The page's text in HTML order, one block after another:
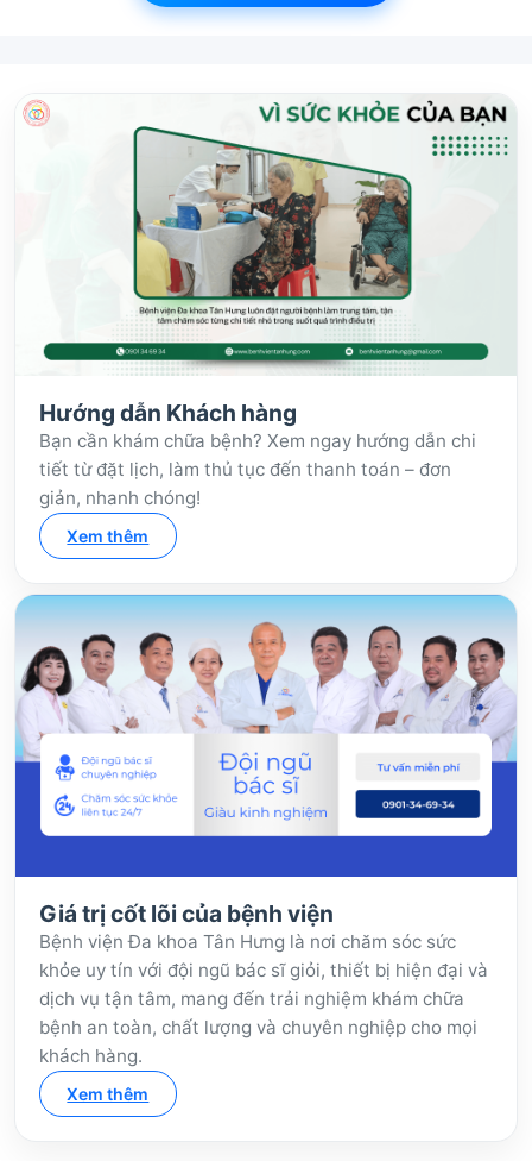
Hướng dẫn Khách hàng
Bạn cần khám chữa bệnh? Xem ngay hướng dẫn chi
tiết từ đặt lịch, làm thủ tục đến thanh toán – đơn
giản, nhanh chóng!
Xem thêm
Giá trị cốt lõi của bệnh viện
Bệnh viện Đa khoa Tân Hưng là nơi chăm sóc sức
khỏe uy tín với đội ngũ bác sĩ giỏi, thiết bị hiện đại và
dịch vụ tận tâm, mang đến trải nghiệm khám chữa
bệnh an toàn, chất lượng và chuyên nghiệp cho mọi
khách hàng.
Xem thêm